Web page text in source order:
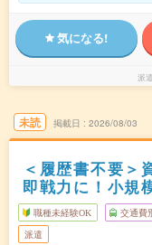
気になる!
派
未読 掲載日 2026/08/03
＜履歴書不要＞
即戦力に！小規
職種未経験OK 交通費
派遣